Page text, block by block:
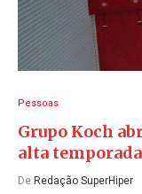
Pessoas
Grupo Koch
alta
De Redação SuperHiper